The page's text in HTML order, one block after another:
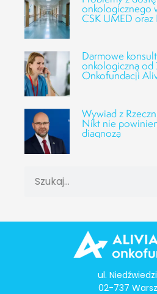
onkologicznego
CSK UMED
Darmowe
onkologiczną od
Onkofundacji
Wywiad z
Nikt nie
diagnozą
ul.
02-737